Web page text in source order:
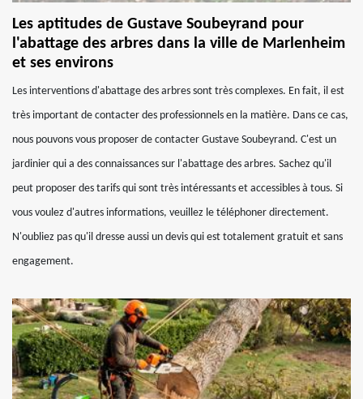
Les aptitudes de Gustave Soubeyrand pour
l'abattage des arbres dans la ville de Marlenheim
et ses environs
Les interventions d'abattage des arbres sont très complexes. En fait, il est
très important de contacter des professionnels en la matière. Dans ce cas,
nous pouvons vous proposer de contacter Gustave Soubeyrand. C'est un
jardinier qui a des connaissances sur l'abattage des arbres. Sachez qu'il
peut proposer des tarifs qui sont très intéressants et accessibles à tous. Si
vous voulez d'autres informations, veuillez le téléphoner directement.
N'oubliez pas qu'il dresse aussi un devis qui est totalement gratuit et sans
engagement.